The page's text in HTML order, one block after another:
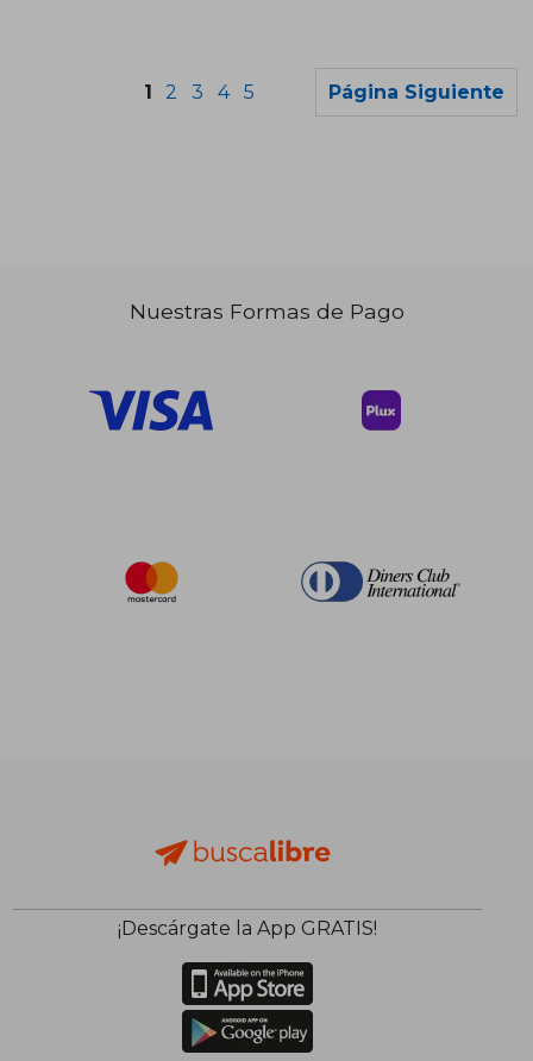
$ 385.43
$ 211.99
45%
dcto.
1 2 3 4 5 Página Siguiente
Nuestras Formas de Pago
¡Descárgate la App GRATIS!